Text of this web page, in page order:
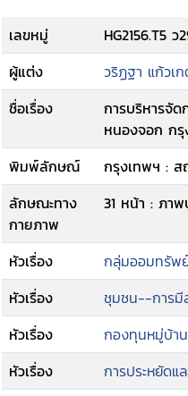
เลขหมู่
HG2156.T5 ว
ผู้แต่ง
วริฏฐา แก้วเ
ชื่อเรื่อง
การบริหารจั
หนองจอก ก
พิมพ์ลักษณ์
กรุงเทพฯ :
ลักษณะทาง
กายภาพ
31 หน้า : ภา
หัวเรื่อง
กลุ่มออมทรัพ
หัวเรื่อง
ชุมชน--การมี
หัวเรื่อง
กองทุนหมู่บ้า
หัวเรื่อง
การประหยัดแ